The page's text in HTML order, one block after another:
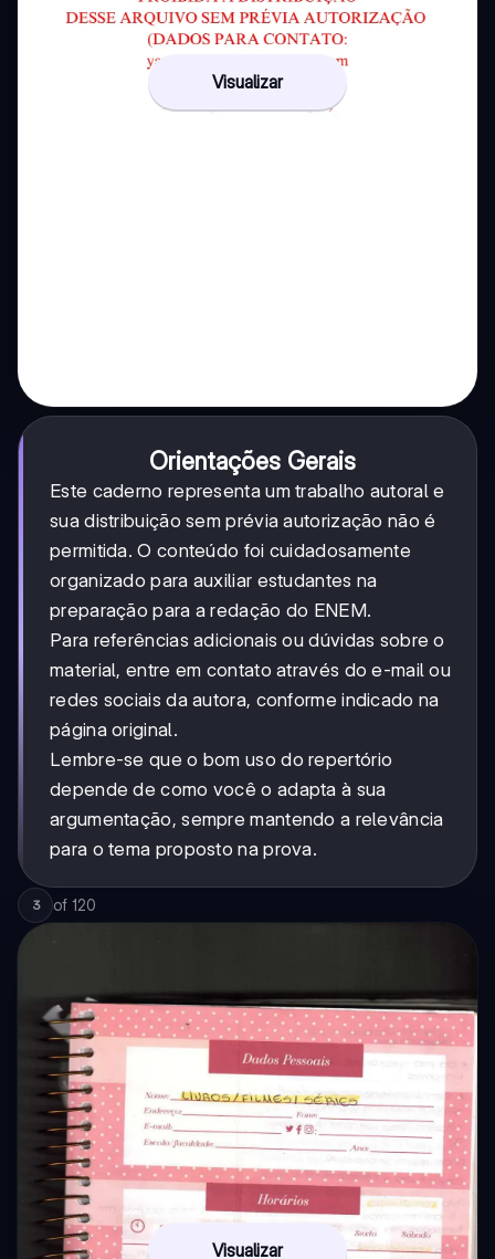
Visualizar
Orientações Gerais
Este caderno representa um trabalho autoral e
sua distribuição sem prévia autorização não é
permitida. O conteúdo foi cuidadosamente
organizado para auxiliar estudantes na
preparação para a redação do ENEM.
Para referências adicionais ou dúvidas sobre o
material, entre em contato através do e-mail ou
redes sociais da autora, conforme indicado na
página original.
Lembre-se que o bom uso do repertório
depende de como você o adapta à sua
argumentação, sempre mantendo a relevância
para o tema proposto na prova.
3 of 120
Visualizar